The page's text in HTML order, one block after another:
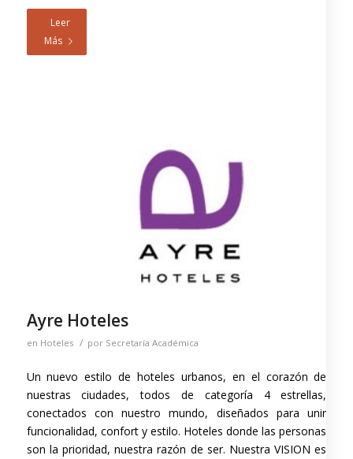
Leer
Más
Ayre Hoteles
en Hoteles / por Secretaría Académica
Un nuevo estilo de hoteles urbanos, en el corazón de
nuestras ciudades, todos de categoría 4 estrellas,
conectados con nuestro mundo, diseñados para unir
funcionalidad, confort y estilo. Hoteles donde las personas
son la prioridad, nuestra razón de ser. Nuestra VISION es